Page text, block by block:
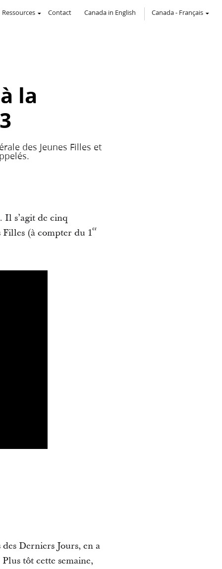
Ressources Contact Canada in English Canada- Français
la
des Jeunes Filles et
Il s’agit de cinq
Filles (à compter du 1er
Derniers Jours, en a
tôt cette semaine,